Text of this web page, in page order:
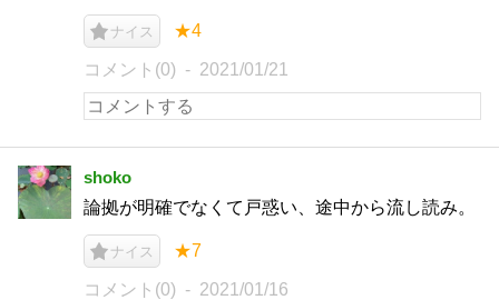
ナイス ★4
コメント(0) 2021/01/21
shoko
論拠が明確でなくて戸惑い、途中から流し読み。
ナイス ★7
コメント(0) 2021/01/16